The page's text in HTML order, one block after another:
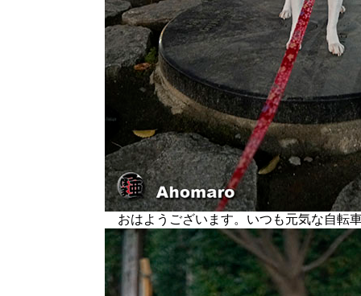
おはようございます。いつも元気な自